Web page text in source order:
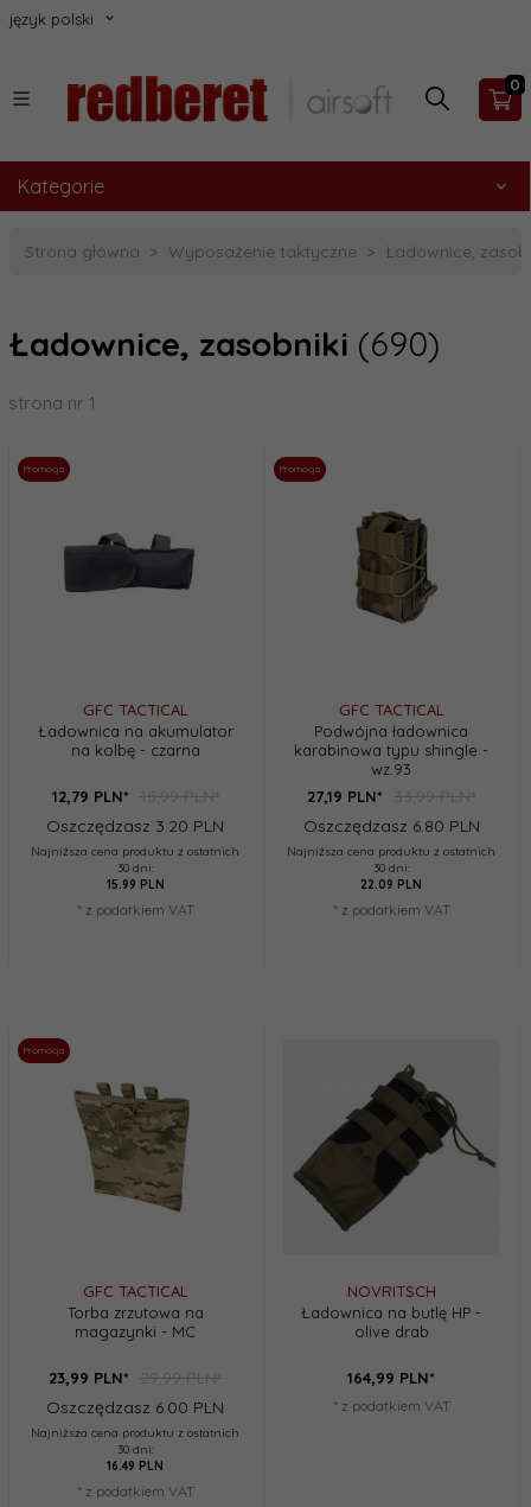
język polski
0
Kategorie
Strona główna Wyposażenie taktyczne Ładownice,
Ładownice, zasobniki (690)
strona nr 1
Promocja
GFC TACTICAL
Ładownica na akumulator
na kolbę - czarna
12,79 PLN*
15,99 PLN*
Oszczędzasz 3.20 PLN
Najniższa cena produktu z ostatnich
30 dni:
15.99 PLN
* z podatkiem VAT
Promocja
GFC TACTICAL
Podwójna ładownica
karabinowa typu shingle -
wz.93
27,19 PLN*
33,99 PLN*
Oszczędzasz 6.80 PLN
Najniższa cena produktu z ostatnich
30 dni:
22.09 PLN
* z podatkiem VAT
Promocja
GFC TACTICAL
Torba zrzutowa na
magazynki - MC
23,99 PLN*
29,99 PLN*
Oszczędzasz 6.00 PLN
Najniższa cena produktu z ostatnich
30 dni:
16.49 PLN
* z podatkiem VAT
NOVRITSCH
Ładownica na butlę HP -
olive drab
164,99 PLN*
* z podatkiem VAT